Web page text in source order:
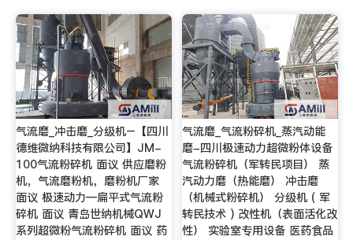
气流磨_冲击磨_分级机–【四川
德维微纳科技有限公司】JM-
100气流粉碎机 面议 供应磨粉
机，气流磨粉机，磨粉机厂家
面议 极速动力—扁平式气流粉
碎机 面议 青岛世纳机械QWJ
系列超微粉气流粉碎机 面议 药
气流磨_气流粉碎机_蒸汽动能
磨-四川极速动力超微粉体设备
气流粉碎机（军转民项目） 蒸
汽动力磨（热能磨） 冲击磨
（机械式粉碎机） 分级机 ( 军
转民技术 ) 改性机（表面活化改
性） 实验室专用设备 医药食品